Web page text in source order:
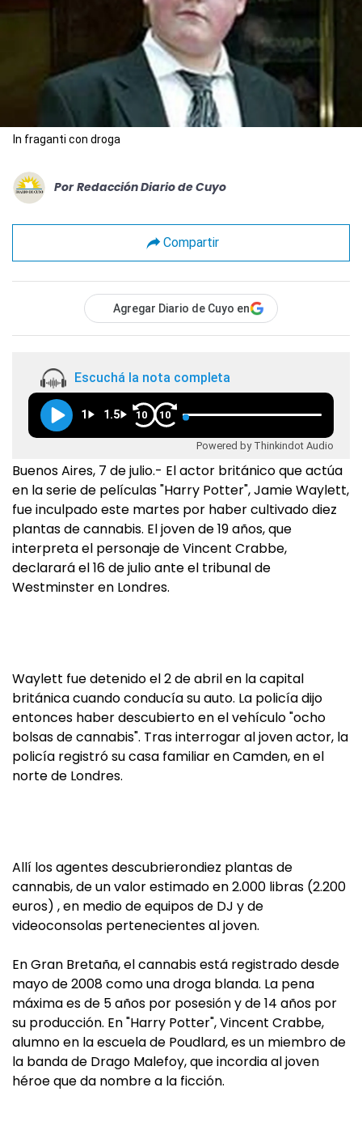
In fraganti con droga
Por Redacción Diario de Cuyo
Compartir
Agregar Diario de Cuyo en
Escuchá la nota completa
1 1.5 10 10
Powered by Thinkindot Audio
Buenos Aires, 7 de julio.- El actor británico que actúa
en la serie de películas "Harry Potter", Jamie Waylett,
fue inculpado este martes por haber cultivado diez
plantas de cannabis. El joven de 19 años, que
interpreta el personaje de Vincent Crabbe,
declarará el 16 de julio ante el tribunal de
Westminster en Londres.
Waylett fue detenido el 2 de abril en la capital
británica cuando conducía su auto. La policía dijo
entonces haber descubierto en el vehículo "ocho
bolsas de cannabis". Tras interrogar al joven actor, la
policía registró su casa familiar en Camden, en el
norte de Londres.
Allí los agentes descubrierondiez plantas de
cannabis, de un valor estimado en 2.000 libras (2.200
euros) , en medio de equipos de DJ y de
videoconsolas pertenecientes al joven.
En Gran Bretaña, el cannabis está registrado desde
mayo de 2008 como una droga blanda. La pena
máxima es de 5 años por posesión y de 14 años por
su producción. En "Harry Potter", Vincent Crabbe,
alumno en la escuela de Poudlard, es un miembro de
la banda de Drago Malefoy, que incordia al joven
héroe que da nombre a la ficción.